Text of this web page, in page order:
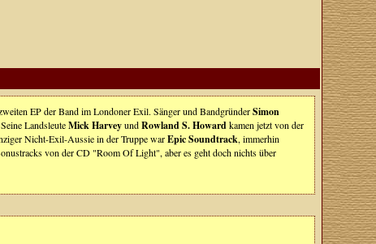
EP der Band im Londoner Exil. Sänger und BandgründerSimon
LandsleuteMick HarveyundRowland S. Howardkamen jetzt von der
Nicht-Exil-Aussie in der Truppe warEpic Soundtrack, immerhin
von der CD "Room Of Light", aber es geht doch nichts über